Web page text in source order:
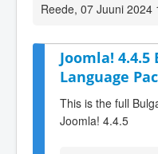
Reede, 07 Juuni 2024
Joomla! 4.4.5
Language
This is the full
Joomla! 4.4.5